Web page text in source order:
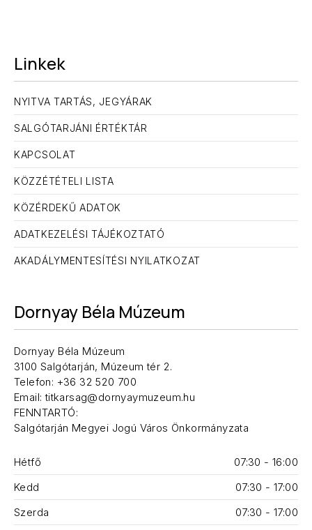
Linkek
NYITVA TARTÁS, JEGYÁRAK
SALGÓTARJÁNI ÉRTÉKTÁR
KAPCSOLAT
KÖZZÉTÉTELI LISTA
KÖZÉRDEKŰ ADATOK
ADATKEZELÉSI TÁJÉKOZTATÓ
AKADÁLYMENTESÍTÉSI NYILATKOZAT
Dornyay Béla Múzeum
Dornyay Béla Múzeum
3100 Salgótarján, Múzeum tér 2.
Telefon: +36 32 520 700
Email: titkarsag@dornyaymuzeum.hu
FENNTARTÓ:
Salgótarján Megyei Jogú Város Önkormányzata
Hétfő
07:30 - 16:00
Kedd
07:30 - 17:00
Szerda
07:30 - 17:00
ELŐZŐ